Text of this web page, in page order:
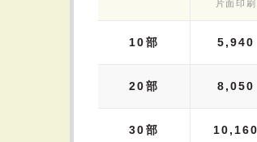
片面印刷
10部 5,940
20部 8,050
30部 10,160